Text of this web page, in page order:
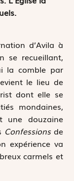
d’Avila à
se recueillant,
la comble par
le lieu de
dont elle se
mondaines,
une douzaine
Confessionsde
expérience va
carmels et